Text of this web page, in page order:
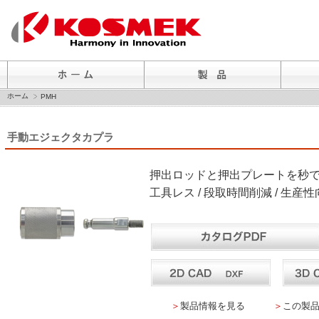
ホーム PMH
手動エジェクタカプラ
押出ロッドと押出プレートを秒
工具レス / 段取時間削減 / 生産性
＞ 製品情報を見る ＞ この製